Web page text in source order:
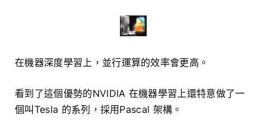
在機器深度學習上，並行運算的效率會更高。
看到了這個優勢的NVIDIA 在機器學習上還特意做了一
個叫Tesla 的系列，採用Pascal 架構。